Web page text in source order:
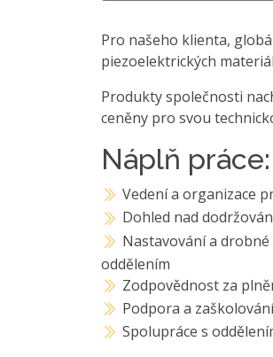
Pro našeho klienta,
piezoelektrických
Produkty společnosti
ceněny pro svou
Náplň práce:
Vedení a organizace
Dohled nad
Nastavování a
oddělením
Zodpovědnost za
Podpora a
Spolupráce s